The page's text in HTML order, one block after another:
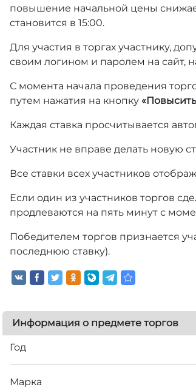
повышение начальной цены
становится в 15:00.
Для участия в торгах участнику,
своим логином и паролем на сайт,
С момента начала проведения
путем нажатия на кнопку «Повысить
Каждая ставка просчитывается
Участник не вправе делать новую
Все ставки всех участников
Если один из участников торгов
продлеваются на пять минут с
Победителем торгов признается
последнюю ставку).
Информация о предмете торгов
Год
Марка